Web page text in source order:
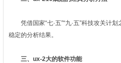
凭借国家“七·五”“九·五”科技攻关计
稳定的分析结果。
三、ux-2大的软件功能